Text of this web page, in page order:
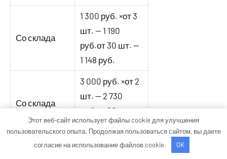
Со склада
1 300 руб. ×от 3
шт. — 1 190
руб.от 30 шт. —
1 148 руб.
Со склада
3 000 руб. ×от 2
шт. — 2 730
руб.от 20 шт. —
2 650 руб.
4 440 руб. ×от 2
Этот веб-сайт использует файлы cookie для улучшения
пользовательского опыта. Продолжая пользоваться сайтом, вы даете
согласие на использование файлов cookie.
OK